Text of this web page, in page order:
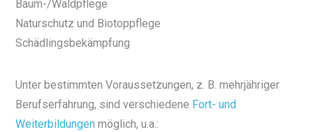
Baum-/Waldpflege
Naturschutz und Biotoppflege
Schädlingsbekämpfung
Unter bestimmten Voraussetzungen, z. B. mehrjähriger
Berufserfahrung, sind verschiedene Fort- und
Weiterbildungen möglich, u.a.: